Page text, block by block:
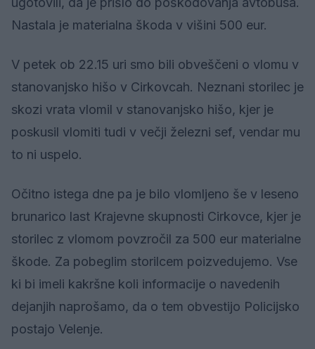
Nastala je materialna škoda v višini 500 eur.
V petek ob 22.15 uri smo bili obveščeni o vlomu v
stanovanjsko hišo v Cirkovcah. Neznani storilec je
skozi vrata vlomil v stanovanjsko hišo, kjer je
poskusil vlomiti tudi v večji železni sef, vendar mu
to ni uspelo.
Očitno istega dne pa je bilo vlomljeno še v leseno
brunarico last Krajevne skupnosti Cirkovce, kjer je
storilec z vlomom povzročil za 500 eur materialne
škode. Za pobeglim storilcem poizvedujemo. Vse
ki bi imeli kakršne koli informacije o navedenih
dejanjih naprošamo, da o tem obvestijo Policijsko
postajo Velenje.